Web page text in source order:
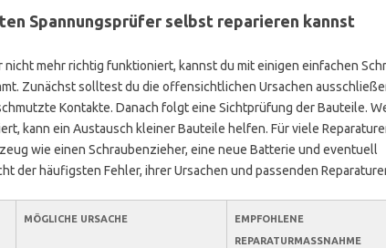
Spannungsprüfer selbst reparieren kannst
nicht mehr richtig funktioniert, kannst du mit einigen einfachen
Zunächst solltest du die offensichtlichen Ursachen
Kontakte. Danach folgt eine Sichtprüfung der Bauteile.
kann ein Austausch kleiner Bauteile helfen. Für viele
wie einen Schraubenzieher, eine neue Batterie und eventuell
der häufigsten Fehler, ihrer Ursachen und passenden
MÖGLICHE URSACHE
EMPFOHLENE
REPARATURMASSNAHME